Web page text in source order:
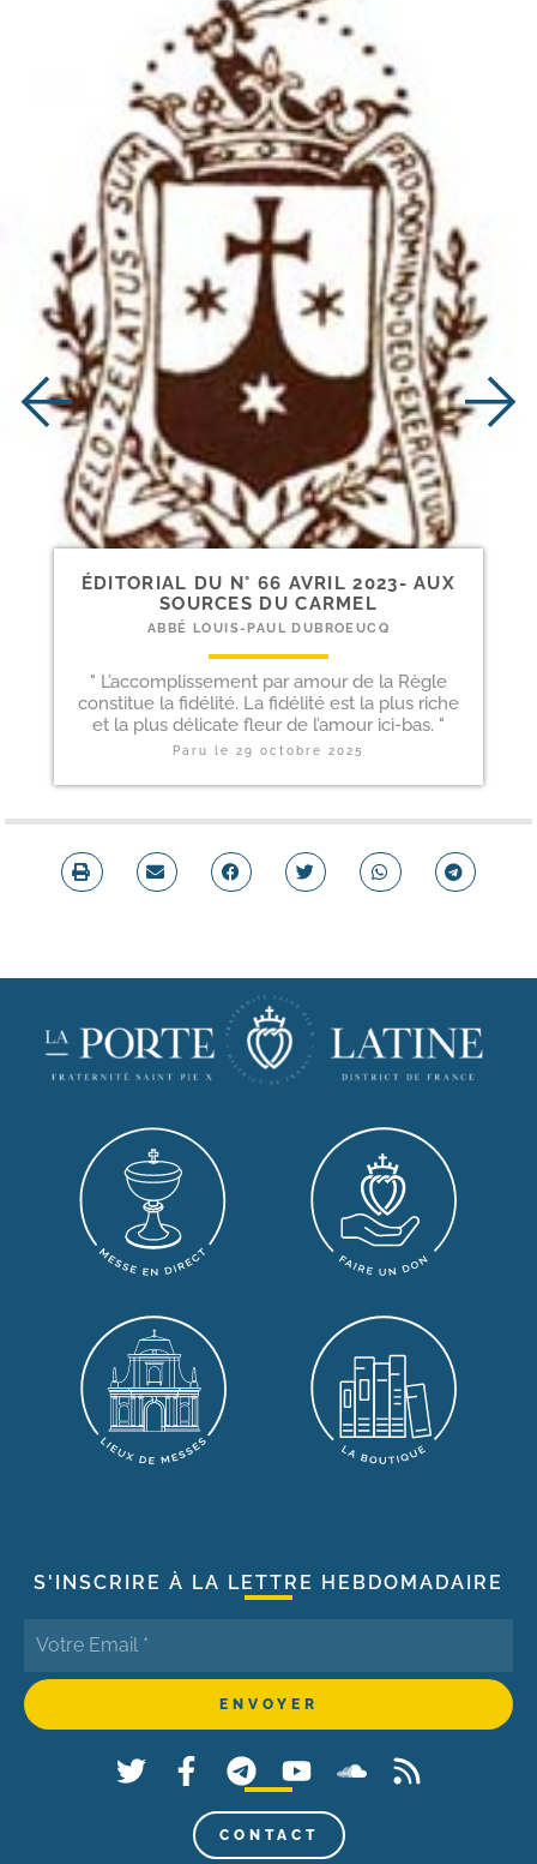
ÉDITORIAL DU N° 66 AVRIL 2023- AUX
SOURCES DU CARMEL
ABBÉ LOUIS-PAUL DUBROEUCQ
" L’accomplissement par amour de la Règle
constitue la fidélité. La fidélité est la plus riche
et la plus délicate fleur de l’amour ici-bas. "
Paru le29 octobre 2025
S'INSCRIRE À LA LETTRE HEBDOMADAIRE
CONTACT